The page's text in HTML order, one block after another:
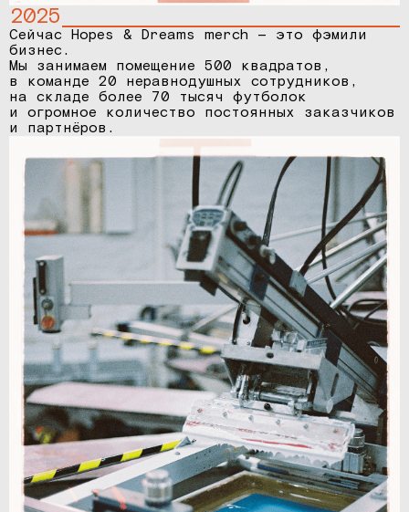
2025
Сейчас Hopes & Dreams merch — это фэмили
бизнес.
Мы занимаем помещение 500 квадратов,
в команде 20 неравнодушных сотрудников,
на складе более 70 тысяч футболок
и огромное количество постоянных заказчиков
и партнёров.